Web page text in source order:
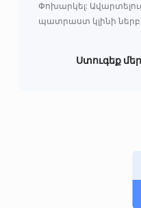
Փոխարկել:
պատրաստ կլինի
Ստուգեք